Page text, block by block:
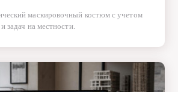
маскировочный костюм с учетом
задач на местности.